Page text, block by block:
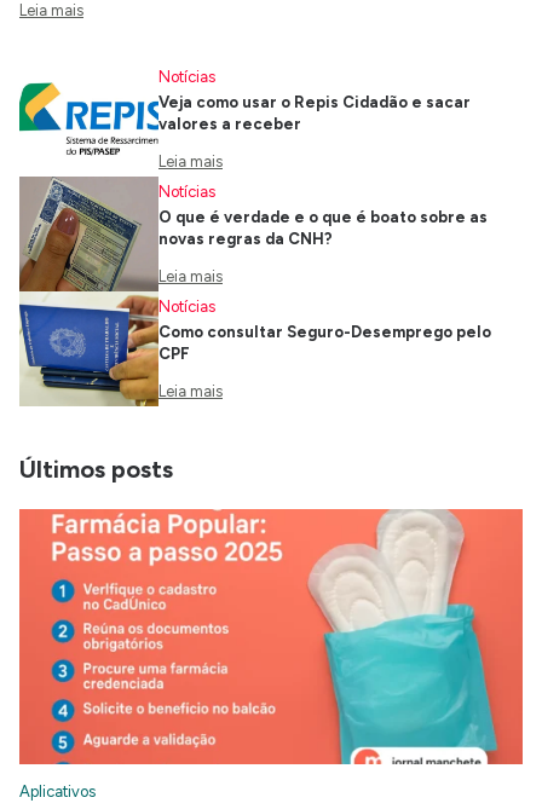
Leia mais
Notícias
Veja como usar o Repis Cidadão e sacar
valores a receber
Leia mais
Notícias
O que é verdade e o que é boato sobre as
novas regras da CNH?
Leia mais
Notícias
Como consultar Seguro-Desemprego pelo
CPF
Leia mais
Últimos posts
Aplicativos